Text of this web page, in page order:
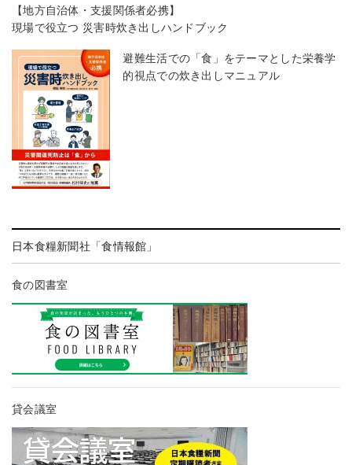
【地方自治体・支援関係者必携】
現場で役立つ 災害時炊き出しハンドブック
避難生活での「食」をテーマとした栄養学
的視点での炊き出しマニュアル
日本食糧新聞社「食情報館」
食の図書室
貸会議室